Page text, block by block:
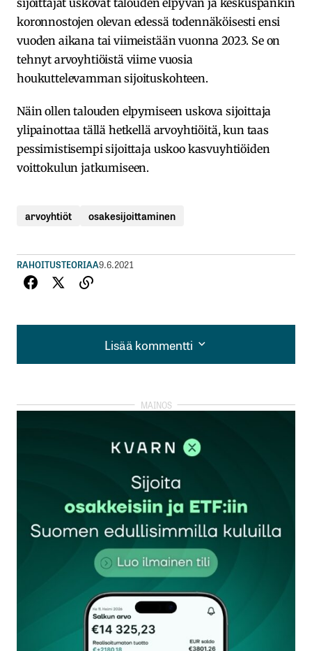
koronnostojen olevan edessä todennäköisesti ensi
vuoden aikana tai viimeistään vuonna 2023. Se on
tehnyt arvoyhtiöistä viime vuosia
houkuttelevamman sijoituskohteen.
Näin ollen talouden elpymiseen uskova sijoittaja
ylipainottaa tällä hetkellä arvoyhtiöitä, kun taas
pessimistisempi sijoittaja uskoo kasvuyhtiöiden
voittokulun jatkumiseen.
arvoyhtiöt osakesijoittaminen
RAHOITUSTEORIAA9.6.2021
Lisää kommentti
Lisää kommentti
kirjautua
rekisteröityä
Sähköpostiosoitettasi ei julkaista.Pakolliset
kentät on merkitty*
Kommentti*